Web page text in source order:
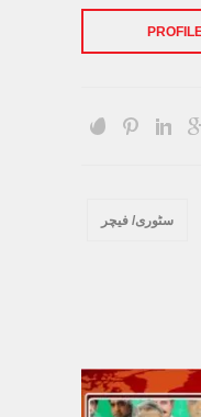
سٹوری/ فیچر